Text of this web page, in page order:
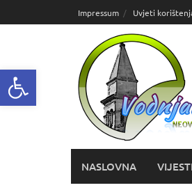
Open toolbar
do
Impressum Uvjeti
NASLOVNA